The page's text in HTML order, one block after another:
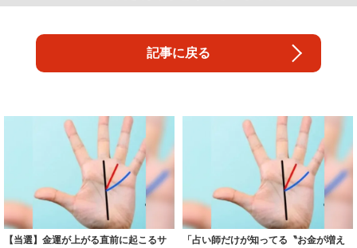
記事に戻る
【当選】金運が上がる直前に起こるサ
「占い師だけが知ってる〝お金が増え